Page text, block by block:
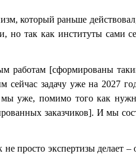
который раньше
но так как институты сами
работам [сформированы
сейчас задачу уже на 2027
уже, помимо того как
заказчиков]. И мы
просто экспертизы